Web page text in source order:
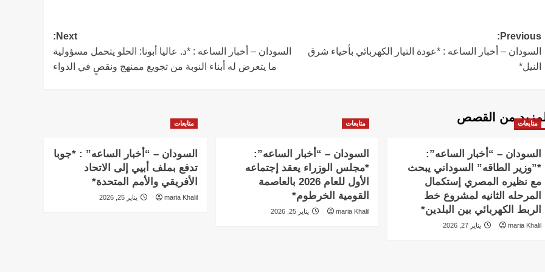
Post
navigation
Previous:
السودان – أخبار الساعه : *عودة التيار الكهربائي بأحياء شرق
النيل*
Next:
السودان – أخبار الساعه : *د. عاليا أبونا: الحلو يتحمل مسؤولية
ما يتعرض له أبناء النوبة من تجويع ممنهج ونقصٍ في الدواء
من القصص متابعات
السودان – “أخبار الساعه”:
*”وزير الطاقه” السوداني يبحث
مع نظيره المصري إستكمال
المرحله الثانيه لمشروع خط
الربط الكهربائي بين البلدين*
maria Khalil يناير 27, 2026
متابعات
السودان – “أخبار الساعه”:
*مجلس الوزراء يعقد إجتماعه
الأول للعام 2026 بالعاصمة
القومية الخرطوم*
maria Khalil يناير 25, 2026
متابعات
السودان – “أخبار الساعه” : *جوبا
تدفع بملف أبيي إلى الاتحاد
الأفريقي والأمم المتحدة*
maria Khalil يناير 25, 2026